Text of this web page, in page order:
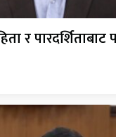
र पारदर्शिताबाट